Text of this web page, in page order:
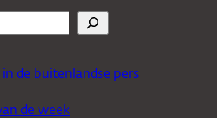
de buitenlandse pers
de week